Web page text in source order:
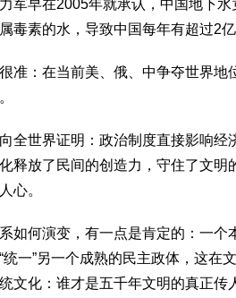
军早在2005年就承认，中国地下
毒素的水，导致中国每年有超过2
准：在当前美、俄、中争夺世界地
全世界证明：政治制度直接影响经
释放了民间的创造力，守住了文明
心。
如何演变，有一点是肯定的：一个
一”另一个成熟的民主政体，这在
文化：谁才是五千年文明的真正